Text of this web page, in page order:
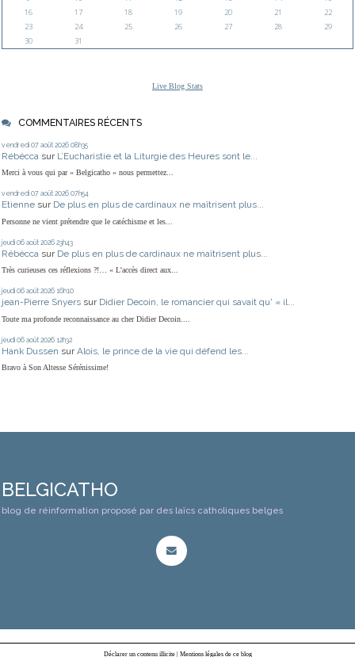
16
17 18 19 20 21
22
23
24 25 26 27 28
29
30
31
Live Blog Stats
COMMENTAIRES RÉCENTS
vendredi 07 août 2026 08h35
Rébécca sur L’Eucharistie et la Liturgie des Heures sont le...
Merci à vous qui par « Belgicatho » nous permettez...
vendredi 07 août 2026 07h54
Etienne sur De plus en plus de cardinaux ne maîtrisent plus...
Personne ne vient prétendre que le catéchisme et les...
jeudi 06 août 2026 23h43
Rébécca sur De plus en plus de cardinaux ne maîtrisent plus...
Très curieuses ces réflexions ?!… « L'accès direct aux...
jeudi 06 août 2026 16h10
jean-Pierre Snyers sur Didier Decoin, le romancier qui savait qu' « il...
Toute ma profonde reconnaissance au cher Didier Decoin....
jeudi 06 août 2026 12h32
Hank Dussen sur Alois, le prince de la vie qui défend les...
Bravo à Son Altesse Sérénissime!
BELGICATHO
blog de réinformation proposé par des laïcs catholiques belges
Déclarer un contenu illicite| Mentions légales de ce blog